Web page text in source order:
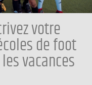
votre
de foot
vacances